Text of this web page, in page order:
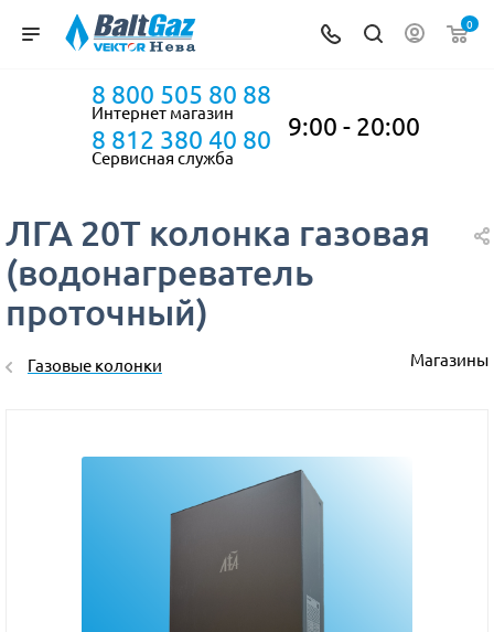
0
8 800 505 80 88
Интернет магазин
8 812 380 40 80
Сервисная служба
9:00 - 20:00
ЛГА 20Т колонка газовая
(водонагреватель
проточный)
Газовые колонки Магазины